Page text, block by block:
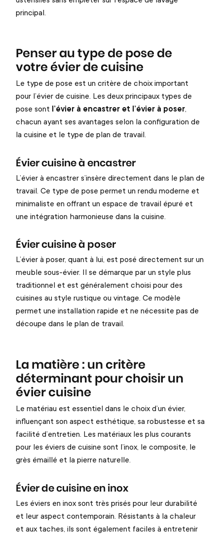
principal.
Penser au type de pose de
votre évier de cuisine
Le type de pose est un critère de choix important
pour l’évier de cuisine. Les deux principaux types de
pose sont l’évier à encastrer et l’évier à poser,
chacun ayant ses avantages selon la configuration de
la cuisine et le type de plan de travail.
Évier cuisine à encastrer
L’évier à encastrer s’insère directement dans le plan de
travail. Ce type de pose permet un rendu moderne et
minimaliste en offrant un espace de travail épuré et
une intégration harmonieuse dans la cuisine.
Évier cuisine à poser
L’évier à poser, quant à lui, est posé directement sur un
meuble sous-évier. Il se démarque par un style plus
traditionnel et est généralement choisi pour des
cuisines au style rustique ou vintage. Ce modèle
permet une installation rapide et ne nécessite pas de
découpe dans le plan de travail.
La matière : un critère
déterminant pour choisir un
évier cuisine
Le matériau est essentiel dans le choix d’un évier,
influençant son aspect esthétique, sa robustesse et sa
facilité d’entretien. Les matériaux les plus courants
pour les éviers de cuisine sont l’inox, le composite, le
grès émaillé et la pierre naturelle.
Évier de cuisine en inox
Les éviers en inox sont très prisés pour leur durabilité
et leur aspect contemporain. Résistants à la chaleur
et aux taches, ils sont également faciles à entretenir